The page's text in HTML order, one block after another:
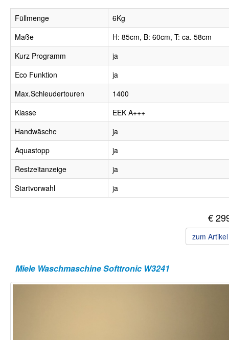
Füllmenge
6Kg
Maße
H: 85cm, B: 60cm, T: ca. 58cm
Kurz Programm
ja
Eco Funktion
ja
Max.Schleudertouren
1400
Klasse
EEK A+++
Handwäsche
ja
Aquastopp
ja
Restzeitanzeige
ja
Startvorwahl
ja
€
zum
Miele Waschmaschine Softtronic W3241